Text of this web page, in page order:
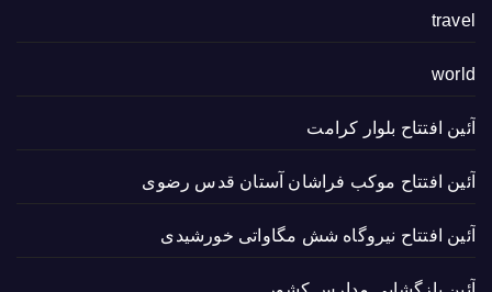
travel
world
آئین افتتاح بلوار کرامت
آئین افتتاح موکب فراشان آستان قدس رضوی
آئین افتتاح نیروگاه شش مگاواتی خورشیدی